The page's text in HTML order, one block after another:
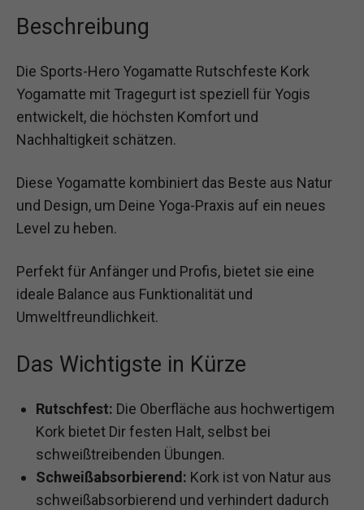
Beschreibung
Die Sports-Hero Yogamatte Rutschfeste Kork
Yogamatte mit Tragegurt ist speziell für Yogis
entwickelt, die höchsten Komfort und
Nachhaltigkeit schätzen.
Diese Yogamatte kombiniert das Beste aus Natur
und Design, um Deine Yoga-Praxis auf ein neues
Level zu heben.
Perfekt für Anfänger und Profis, bietet sie eine
ideale Balance aus Funktionalität und
Umweltfreundlichkeit.
Das Wichtigste in Kürze
Rutschfest: Die Oberfläche aus hochwertigem
Kork bietet Dir festen Halt, selbst bei
schweißtreibenden Übungen.
Schweißabsorbierend: Kork ist von Natur aus
schweißabsorbierend und verhindert dadurch